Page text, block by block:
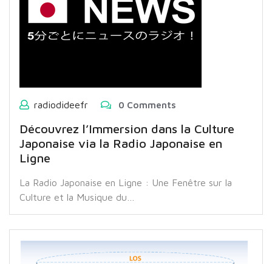
radiodideefr 0 Comments
Découvrez l’Immersion dans la Culture
Japonaise via la Radio Japonaise en
Ligne
La Radio Japonaise en Ligne : Une Fenêtre sur la
Culture et la Musique du…